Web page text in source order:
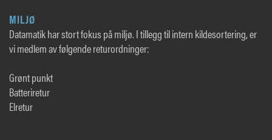
MILJØ
Datamatik har stort fokus på miljø. I tillegg til intern kildesortering, er
vi medlem av følgende returordninger:
Grønt punkt
Batteriretur
Elretur